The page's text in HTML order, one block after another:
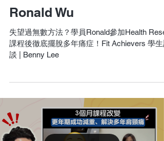
Ronald Wu
失望過無數方法？學員Ronald參加Health Reset
課程後徹底擺脫多年痛症！Fit Achievers 學生
談 | Benny Lee